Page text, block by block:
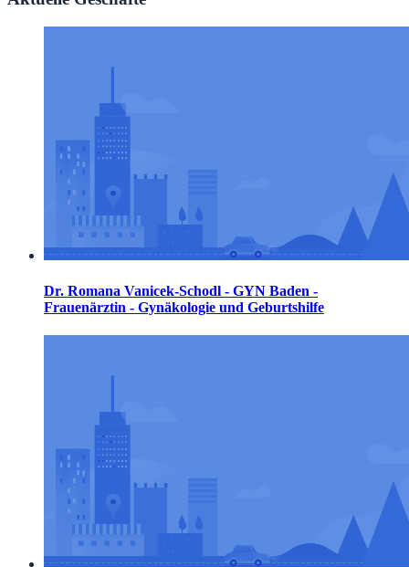
Dr. Romana Vanicek-Schodl - GYN Baden -
Frauenärztin - Gynäkologie und Geburtshilfe